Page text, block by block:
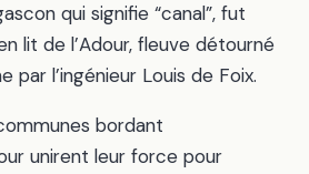
qui signifie “canal”, fut
lit de l’Adour, fleuve détourné
par l’ingénieur Louis de Foix.
bordant
unirent leur force pour